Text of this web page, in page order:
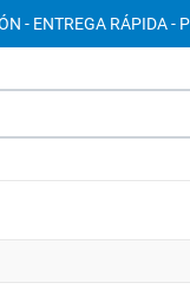
- ENTREGA RÁPIDA